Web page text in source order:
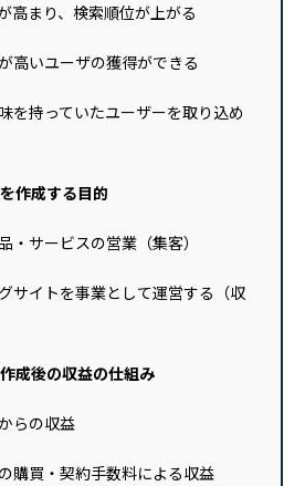
高まり、検索順位が上がる
高いユーザの獲得ができる
を持っていたユーザーを取り込め
作成する目的
・サービスの営業（集客）
サイトを事業として運営する（収
成後の収益の仕組み
らの収益
購買・契約手数料による収益